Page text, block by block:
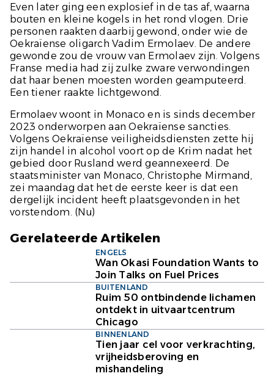
Even later ging een explosief in de tas af, waarna
bouten en kleine kogels in het rond vlogen. Drie
personen raakten daarbij gewond, onder wie de
Oekraïense oligarch Vadim Ermolaev. De andere
gewonde zou de vrouw van Ermolaev zijn. Volgens
Franse media had zij zulke zware verwondingen
dat haar benen moesten worden geamputeerd.
Een tiener raakte lichtgewond.
Ermolaev woont in Monaco en is sinds december
2023 onderworpen aan Oekraïense sancties.
Volgens Oekraïense veiligheidsdiensten zette hij
zijn handel in alcohol voort op de Krim nadat het
gebied door Rusland werd geannexeerd. De
staatsminister van Monaco, Christophe Mirmand,
zei maandag dat het de eerste keer is dat een
dergelijk incident heeft plaatsgevonden in het
vorstendom. (Nu)
Gerelateerde Artikelen
ENGELS
Wan Okasi Foundation Wants to
Join Talks on Fuel Prices
BUITENLAND
Ruim 50 ontbindende lichamen
ontdekt in uitvaartcentrum
Chicago
BINNENLAND
Tien jaar cel voor verkrachting,
vrijheidsberoving en
mishandeling